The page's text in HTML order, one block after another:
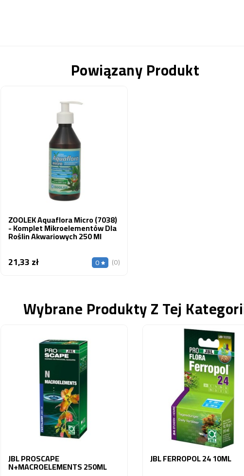
Powiązany Produkt
ZOOLEK Aquaflora Micro (7038)
- Komplet Mikroelementów Dla
Roślin Akwariowych 250 Ml
21,33 złCena 0 (0)
Wybrane Produkty Z Tej
JBL PROSCAPE
N+MACROELEMENTS 250ML
JBL FERROPOL 24 10ML